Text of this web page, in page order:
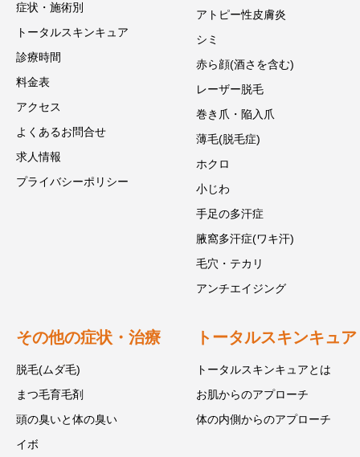
症状・施術別
トータルスキンキュア
診療時間
料金表
アクセス
よくあるお問合せ
求人情報
プライバシーポリシー
アトピー性皮膚炎
シミ
赤ら顔(酒さを含む)
レーザー脱毛
巻き爪・陥入爪
薄毛(脱毛症)
ホクロ
小じわ
手足の多汗症
腋窩多汗症(ワキ汗)
毛穴・テカリ
アンチエイジング
その他の症状・治療
脱毛(ムダ毛)
まつ毛育毛剤
頭の臭いと体の臭い
イボ
トータルスキンキュア
トータルスキンキュアとは
お肌からのアプローチ
体の内側からのアプローチ